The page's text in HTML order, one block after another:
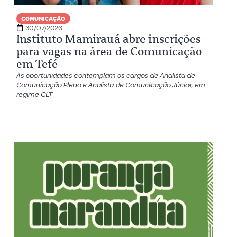
COMUNICAÇÃO
30/07/2026
Instituto Mamirauá abre inscrições
para vagas na área de Comunicação
em Tefé
As oportunidades contemplam os cargos de Analista de
Comunicação Pleno e Analista de Comunicação Júnior, em
regime CLT